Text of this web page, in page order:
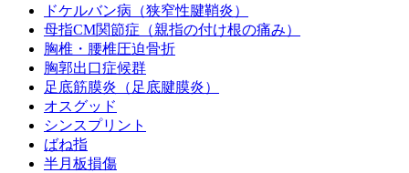
ドケルバン病（狭窄性腱鞘炎）
母指CM関節症（親指の付け根の痛み）
胸椎・腰椎圧迫骨折
胸郭出口症候群
足底筋膜炎（足底腱膜炎）
オスグッド
シンスプリント
ばね指
半月板損傷